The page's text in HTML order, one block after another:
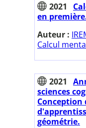
2021
en
Auteur :
Calcul
2021
sciences
géométrie.